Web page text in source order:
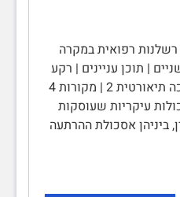
רשלנות רפואית במקרה
| תוכן עניינים | רקע
1 | פירוט העמדה 1 | תמיכה תיאורטית 2 | מקורות 4
עיקריות שעוסקות
ביניהן אסכולת ההרתעה